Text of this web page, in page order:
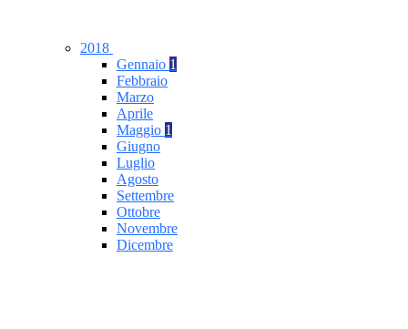
2018
Gennaio 1
Febbraio
Marzo
Aprile
Maggio 1
Giugno
Luglio
Agosto
Settembre
Ottobre
Novembre
Dicembre